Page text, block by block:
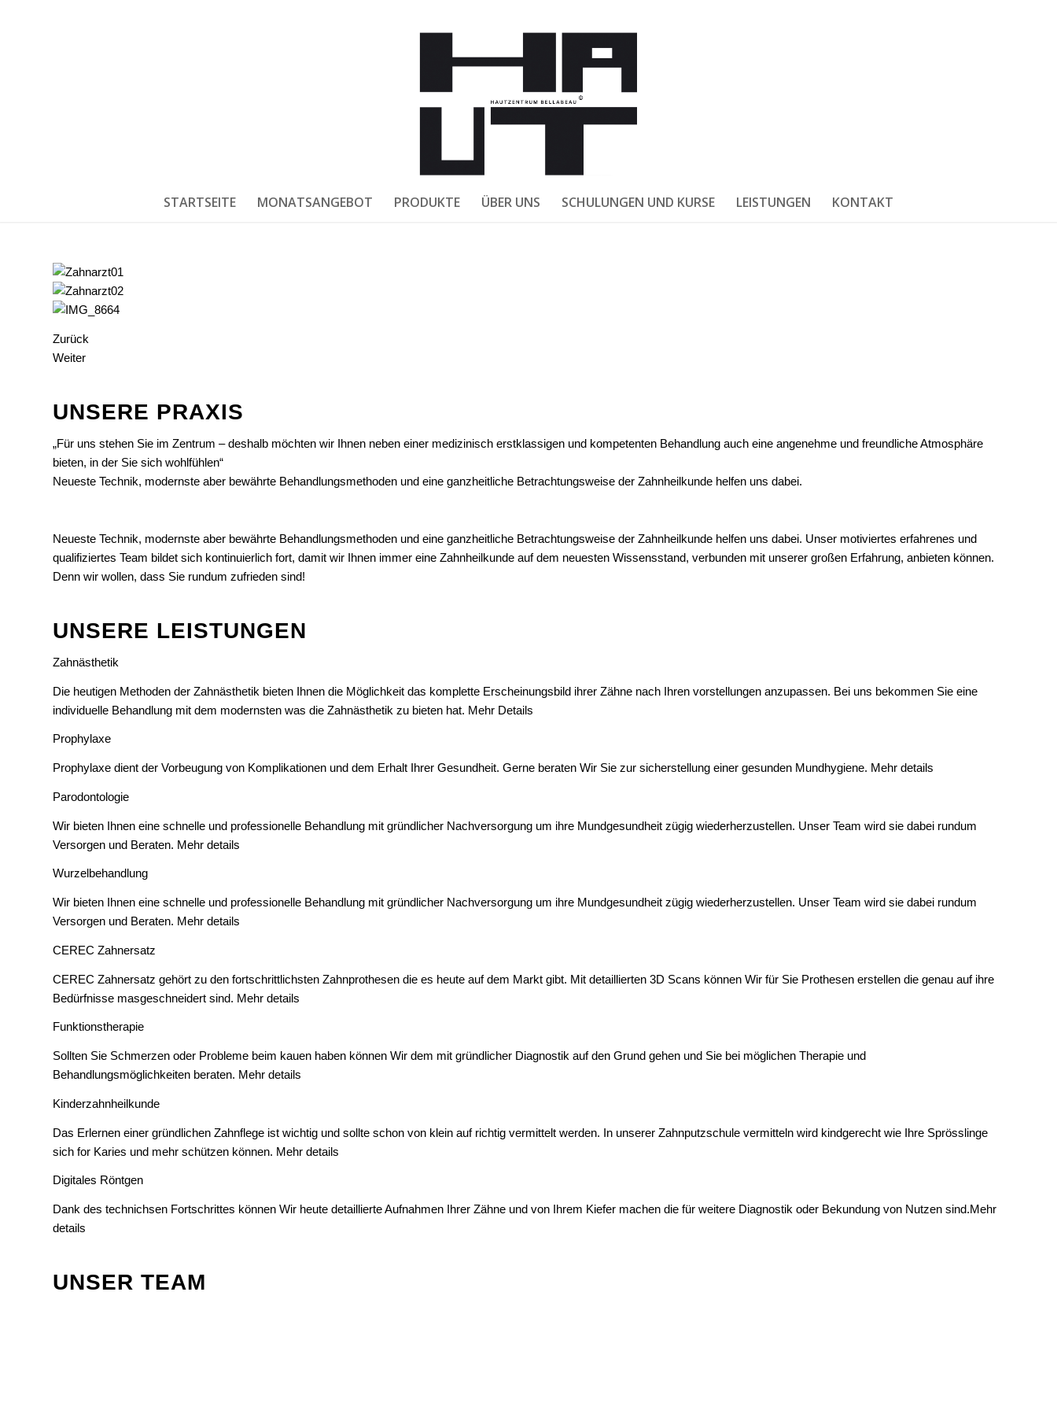
STARTSEITE MONATSANGEBOT PRODUKTE ÜBER UNS SCHULUNGEN UND KURSE LEISTUNGEN KONTAKT
Zurück
Weiter
UNSERE PRAXIS
„Für uns stehen Sie im Zentrum – deshalb möchten wir Ihnen neben einer medizinisch erstklassigen und kompetenten Behandlung auch eine angenehme und freundliche Atmosphäre
bieten, in der Sie sich wohlfühlen“
Neueste Technik, modernste aber bewährte Behandlungsmethoden und eine ganzheitliche Betrachtungsweise der Zahnheilkunde helfen uns dabei.
Neueste Technik, modernste aber bewährte Behandlungsmethoden und eine ganzheitliche Betrachtungsweise der Zahnheilkunde helfen uns dabei. Unser motiviertes erfahrenes und
qualifiziertes Team bildet sich kontinuierlich fort, damit wir Ihnen immer eine Zahnheilkunde auf dem neuesten Wissensstand, verbunden mit unserer großen Erfahrung, anbieten können.
Denn wir wollen, dass Sie rundum zufrieden sind!
UNSERE LEISTUNGEN
Zahnästhetik
Die heutigen Methoden der Zahnästhetik bieten Ihnen die Möglichkeit das komplette Erscheinungsbild ihrer Zähne nach Ihren vorstellungen anzupassen. Bei uns bekommen Sie eine
individuelle Behandlung mit dem modernsten was die Zahnästhetik zu bieten hat. Mehr Details
Prophylaxe
Prophylaxe dient der Vorbeugung von Komplikationen und dem Erhalt Ihrer Gesundheit. Gerne beraten Wir Sie zur sicherstellung einer gesunden Mundhygiene. Mehr details
Parodontologie
Wir bieten Ihnen eine schnelle und professionelle Behandlung mit gründlicher Nachversorgung um ihre Mundgesundheit zügig wiederherzustellen. Unser Team wird sie dabei rundum
Versorgen und Beraten. Mehr details
Wurzelbehandlung
Wir bieten Ihnen eine schnelle und professionelle Behandlung mit gründlicher Nachversorgung um ihre Mundgesundheit zügig wiederherzustellen. Unser Team wird sie dabei rundum
Versorgen und Beraten. Mehr details
CEREC Zahnersatz
CEREC Zahnersatz gehört zu den fortschrittlichsten Zahnprothesen die es heute auf dem Markt gibt. Mit detaillierten 3D Scans können Wir für Sie Prothesen erstellen die genau auf ihre
Bedürfnisse masgeschneidert sind. Mehr details
Funktionstherapie
Sollten Sie Schmerzen oder Probleme beim kauen haben können Wir dem mit gründlicher Diagnostik auf den Grund gehen und Sie bei möglichen Therapie und
Behandlungsmöglichkeiten beraten. Mehr details
Kinderzahnheilkunde
Das Erlernen einer gründlichen Zahnflege ist wichtig und sollte schon von klein auf richtig vermittelt werden. In unserer Zahnputzschule vermitteln wird kindgerecht wie Ihre Sprösslinge
sich for Karies und mehr schützen können. Mehr details
Digitales Röntgen
Dank des technichsen Fortschrittes können Wir heute detaillierte Aufnahmen Ihrer Zähne und von Ihrem Kiefer machen die für weitere Diagnostik oder Bekundung von Nutzen sind.Mehr
details
UNSER TEAM